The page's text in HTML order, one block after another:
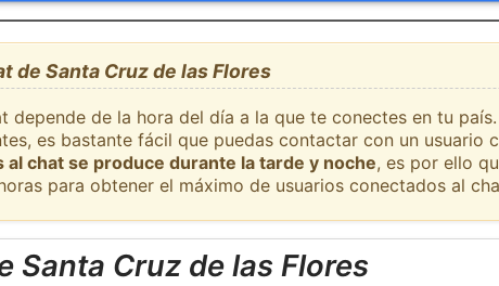
de Santa Cruz de las Flores
depende de la hora del día a la que te conectes en tu
es bastante fácil que puedas contactar con un usuario
al chat se produce durante la tarde y noche, es por ello
para obtener el máximo de usuarios conectados al
Santa Cruz de las Flores